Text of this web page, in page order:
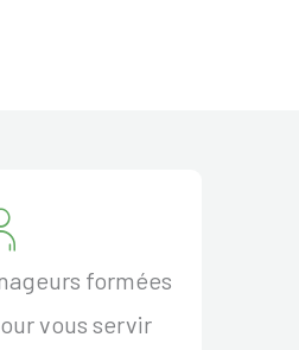
formées
vous servir